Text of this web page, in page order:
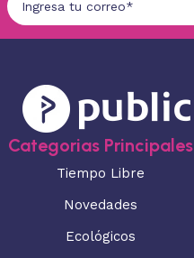
Categorias Principales
Tiempo Libre
Novedades
Ecológicos